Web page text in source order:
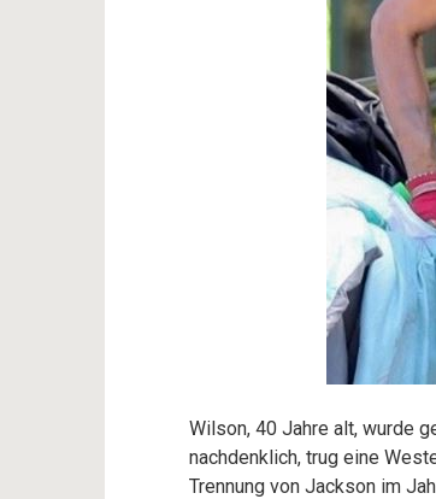
Wilson, 40 Jahre alt, wurde
nachdenklich, trug eine
Trennung von Jackson im